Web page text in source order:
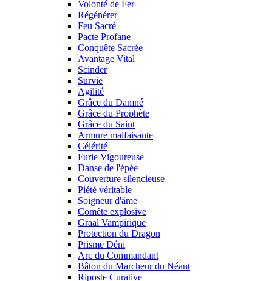
Volonté de Fer
Régénérer
Feu Sacré
Pacte Profane
Conquête Sacrée
Avantage Vital
Scinder
Survie
Agilité
Grâce du Damné
Grâce du Prophète
Grâce du Saint
Armure malfaisante
Célérité
Furie Vigoureuse
Danse de l'épée
Couverture silencieuse
Piété véritable
Soigneur d'âme
Comète explosive
Graal Vampirique
Protection du Dragon
Prisme Déni
Arc du Commandant
Bâton du Marcheur du Néant
Riposte Curative